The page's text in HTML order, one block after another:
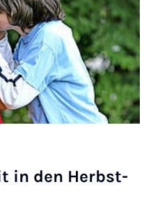
in den Herb­st­